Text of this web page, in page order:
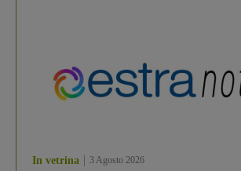
In vetrina 3 Agosto 2026